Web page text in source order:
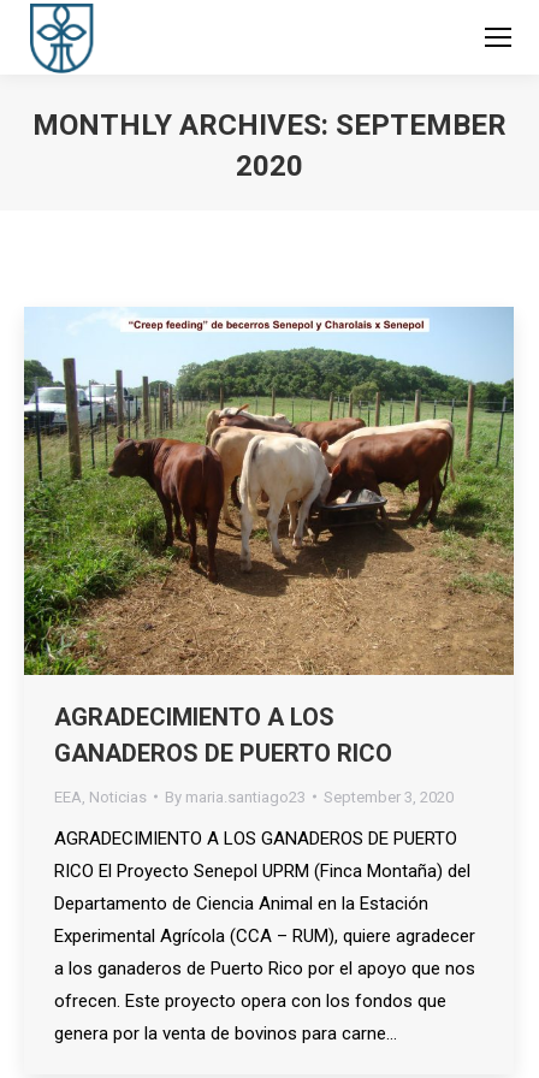
MONTHLY ARCHIVES: SEPTEMBER
2020
AGRADECIMIENTO A LOS
GANADEROS DE PUERTO RICO
EEA Noticias By maria.santiago23 September 3, 2020
AGRADECIMIENTO A LOS GANADEROS DE PUERTO
RICO El Proyecto Senepol UPRM (Finca Montaña) del
Departamento de Ciencia Animal en la Estación
Experimental Agrícola (CCA – RUM), quiere agradecer
a los ganaderos de Puerto Rico por el apoyo que nos
ofrecen. Este proyecto opera con los fondos que
genera por la venta de bovinos para carne…